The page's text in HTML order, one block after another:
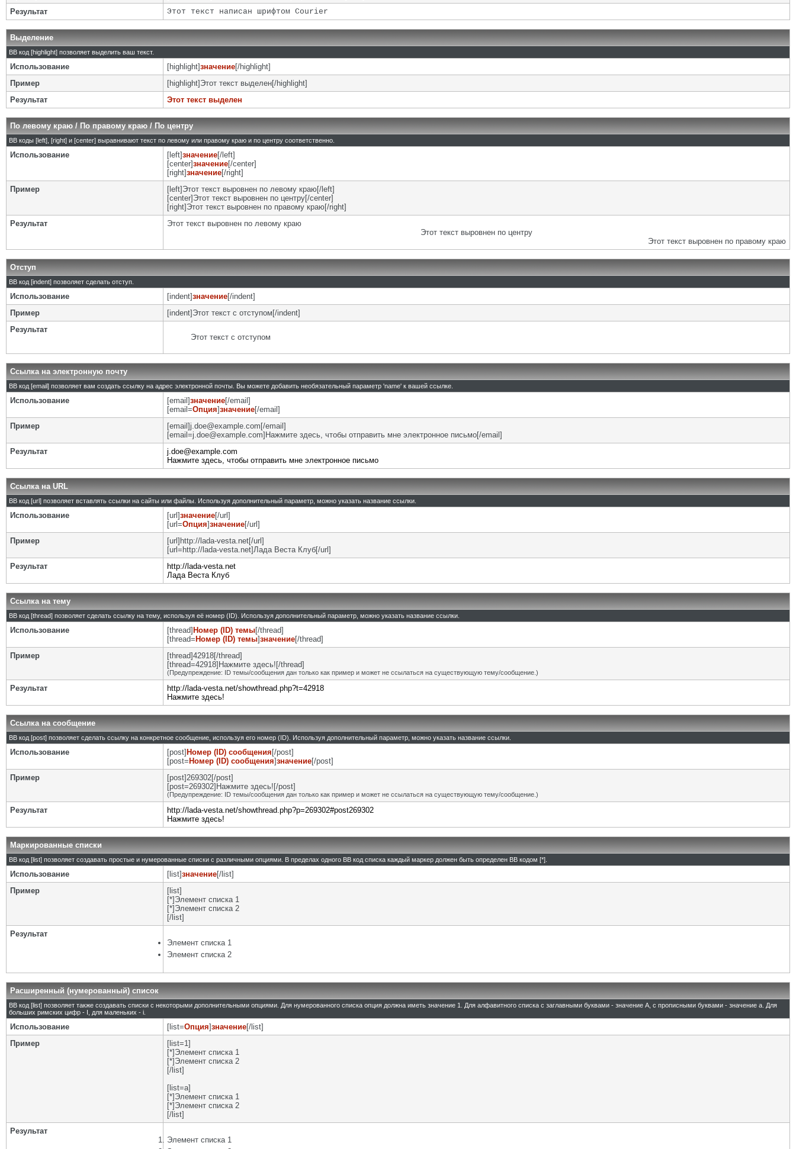
Результат
Этот текст написан шрифтом Courier
Выделение
BB код [highlight] позволяет выделить ваш текст.
Использование [highlight]значение[/highlight]
Пример
[highlight]Этот текст выделен[/highlight]
Результат
Этот текст выделен
По левому краю / По правому краю / По центру
BB коды [left], [right] и [center] выравнивают текст по левому или правому краю и по центру соответственно.
Использование [left]значение[/left]
[center]значение[/center]
[right]значение[/right]
Пример
[left]Этот текст выровнен по левому краю[/left]
[center]Этот текст выровнен по центру[/center]
[right]Этот текст выровнен по правому краю[/right]
Результат
Этот текст выровнен по левому краю
Этот текст выровнен по центру
Этот текст выровнен по правому краю
Отступ
BB код [indent] позволяет сделать отступ.
Использование [indent]значение[/indent]
Пример
[indent]Этот текст с отступом[/indent]
Результат
Этот текст с отступом
Ссылка на электронную почту
BB код [email] позволяет вам создать ссылку на адрес электронной почты. Вы можете добавить необязательный параметр 'name' к вашей ссылке.
Использование [email]значение[/email]
[email=Опция]значение[/email]
Пример
[email]j.doe@example.com[/email]
[email=j.doe@example.com]Нажмите здесь, чтобы отправить мне электронное письмо[/email]
Результат
j.doe@example.com
Нажмите здесь, чтобы отправить мне электронное письмо
Ссылка на URL
BB код [url] позволяет вставлять ссылки на сайты или файлы. Используя дополнительный параметр, можно указать название ссылки.
Использование [url]значение[/url]
[url=Опция]значение[/url]
Пример
[url]http://lada-vesta.net[/url]
[url=http://lada-vesta.net]Лада Веста Клуб[/url]
Результат
http://lada-vesta.net
Лада Веста Клуб
Ссылка на тему
BB код [thread] позволяет сделать ссылку на тему, используя её номер (ID). Используя дополнительный параметр, можно указать название ссылки.
Использование [thread] Номер (ID) темы[/thread]
[thread= Номер (ID) темы]значение[/thread]
Пример
[thread]42918[/thread]
[thread=42918]Нажмите здесь![/thread]
(Предупреждение: ID темы/сообщения дан только как пример и может не ссылаться на существующую тему/сообщение.)
Результат
http://lada-vesta.net/showthread.php?t=42918
Нажмите здесь!
Ссылка на сообщение
BB код [post] позволяет сделать ссылку на конкретное сообщение, используя его номер (ID). Используя дополнительный параметр, можно указать название ссылки.
Использование [post] Номер (ID) сообщения [/post]
[post= Номер (ID) сообщения]значение[/post]
Пример
[post]269302[/post]
[post=269302]Нажмите здесь![/post]
(Предупреждение: ID темы/сообщения дан только как пример и может не ссылаться на существующую тему/сообщение.)
Результат
http://lada-vesta.net/showthread.php?p=269302#post269302
Нажмите здесь!
Маркированные списки
BB код [list] позволяет создавать простые и нумерованные списки с различными опциями. В пределах одного BB код списка каждый маркер должен быть определен BB кодом [*].
Использование [list]значение[/list]
Пример
[list]
[*]Элемент списка 1
[*]Элемент списка 2
[/list]
Результат
Элемент списка 1
Элемент списка 2
Расширенный (нумерованный) список
BB код [list] позволяет также создавать списки с некоторыми дополнительными опциями. Для нумерованного списка опция должна иметь значение 1. Для алфавитного списка с заглавными буквами - значение A, с прописными буквами - значение а. Для
больших римских цифр - I, для маленьких - i.
Использование [list=Опция]значение[/list]
Пример
[list=1]
[*]Элемент списка 1
[*]Элемент списка 2
[/list]
[list=a]
[*]Элемент списка 1
[*]Элемент списка 2
[/list]
Результат
Элемент списка 1